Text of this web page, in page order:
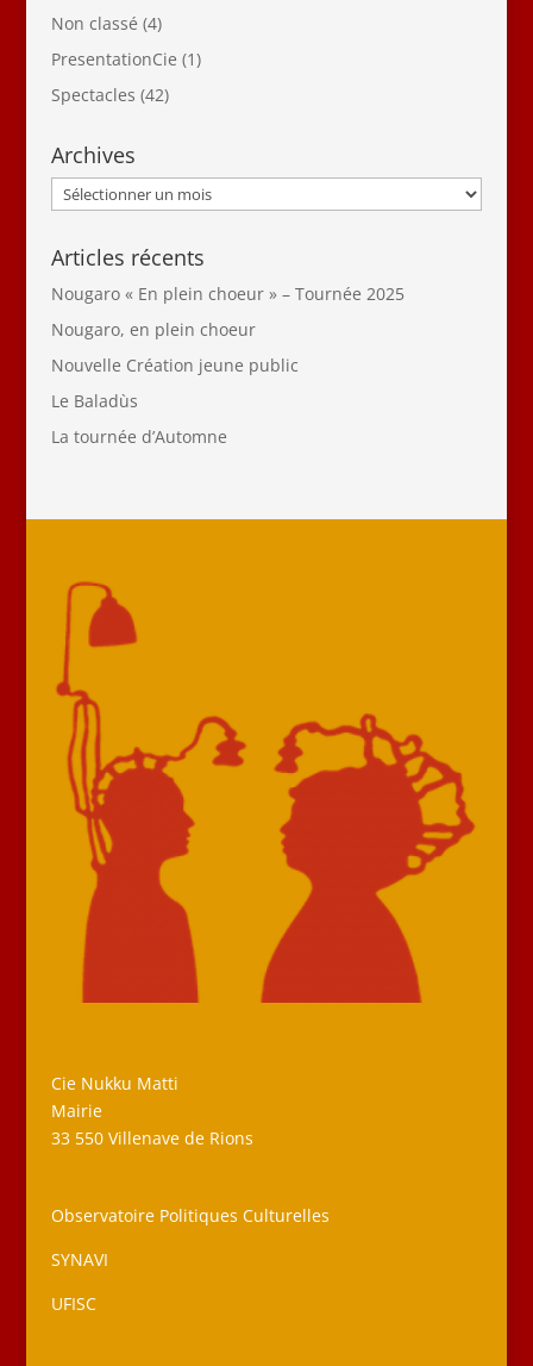
Non classé (4)
PresentationCie (1)
Spectacles (42)
Archives
Archives
Articles récents
Nougaro « En plein choeur » – Tournée 2025
Nougaro, en plein choeur
Nouvelle Création jeune public
Le Baladùs
La tournée d’Automne
Cie Nukku Matti
Mairie
33 550 Villenave de Rions
Observatoire Politiques Culturelles
SYNAVI
UFISC